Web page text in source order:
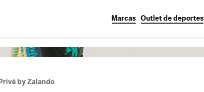
Marcas Outlet de deportes
by Zalando